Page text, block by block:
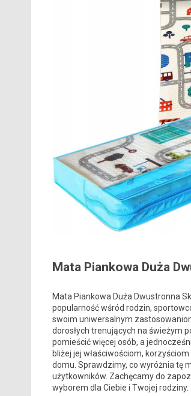
Mata Piankowa Duża
Mata Piankowa Duża Dwustronna
popularność wśród rodzin,
swoim uniwersalnym
dorosłych trenujących na świeżym
pomieścić więcej osób, a
bliżej jej właściwościom,
domu. Sprawdzimy, co wyróżnia tę
użytkowników. Zachęcamy do
wyborem dla Ciebie i Twojej rodziny.